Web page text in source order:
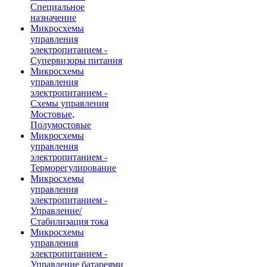
Специальное
назначение
Микросхемы
управления
электропитанием -
Супервизоры питания
Микросхемы
управления
электропитанием -
Схемы управления
Мостовые,
Полумостовые
Микросхемы
управления
электропитанием -
Терморегулирование
Микросхемы
управления
электропитанием -
Управление/
Стабилизация тока
Микросхемы
управления
электропитанием -
Управление батареями